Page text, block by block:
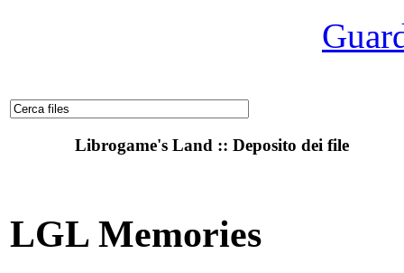
Librogame's Land :: Deposito dei file
LGL Memories